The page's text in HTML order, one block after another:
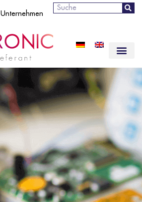
Unternehmen
Suche